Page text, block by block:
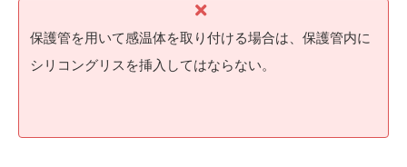
保護管を用いて感温体を取り付ける場合は、保護管内に
シリコングリスを挿入してはならない。